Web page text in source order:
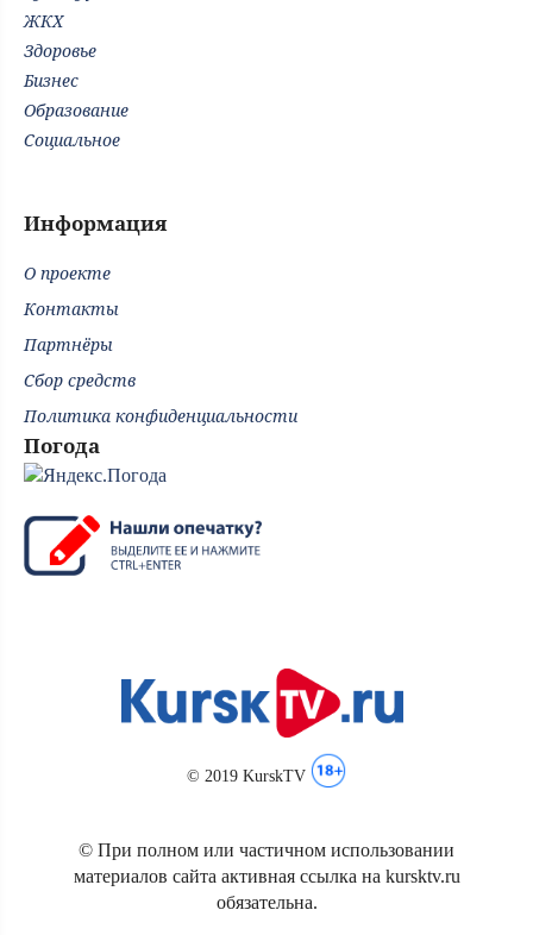
ЖКХ
Здоровье
Бизнес
Образование
Социальное
Информация
О проекте
Контакты
Партнёры
Сбор средств
Политика конфиденциальности
Погода
© 2019 KurskTV
© При полном или частичном использовании
материалов сайта активная ссылка на kursktv.ru
обязательна.